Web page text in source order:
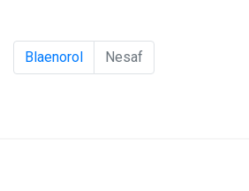
Blaenorol Nesaf